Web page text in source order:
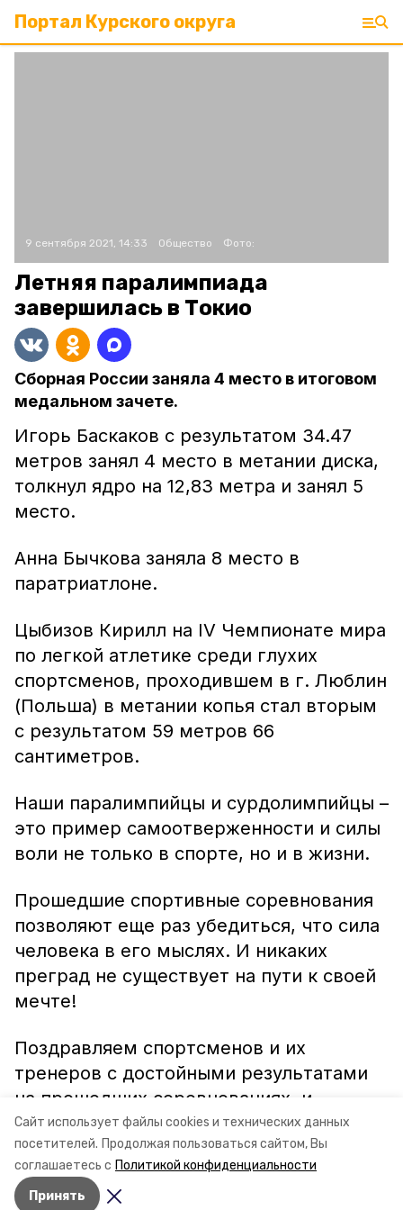
Сайт использует файлы cookies и технических данных
посетителей. Продолжая пользоваться сайтом, Вы
соглашаетесь с Политикой конфиденциальности
Принять
Портал Курского округа
9 сентября 2021, 14:33 Общество Фото:
Летняя паралимпиада
завершилась в Токио
Сборная России заняла 4 место в итоговом
медальном зачете.
Игорь Баскаков с результатом 34.47
метров занял 4 место в метании диска,
толкнул ядро на 12,83 метра и занял 5
место.
Анна Бычкова заняла 8 место в
паратриатлоне.
Цыбизов Кирилл на IV Чемпионате мира
по легкой атлетике среди глухих
спортсменов, проходившем в г. Люблин
(Польша) в метании копья стал вторым
с результатом 59 метров 66
сантиметров.
Наши паралимпийцы и сурдолимпийцы –
это пример самоотверженности и силы
воли не только в спорте, но и в жизни.
Прошедшие спортивные соревнования
позволяют еще раз убедиться, что сила
человека в его мыслях. И никаких
преград не существует на пути к своей
мечте!
Поздравляем спортсменов и их
тренеров с достойными результатами
на прошедших соревнованиях, и
благодарим всех болельщиков за
поддержку наших паралимпийцев и
сурдолимпийцев!